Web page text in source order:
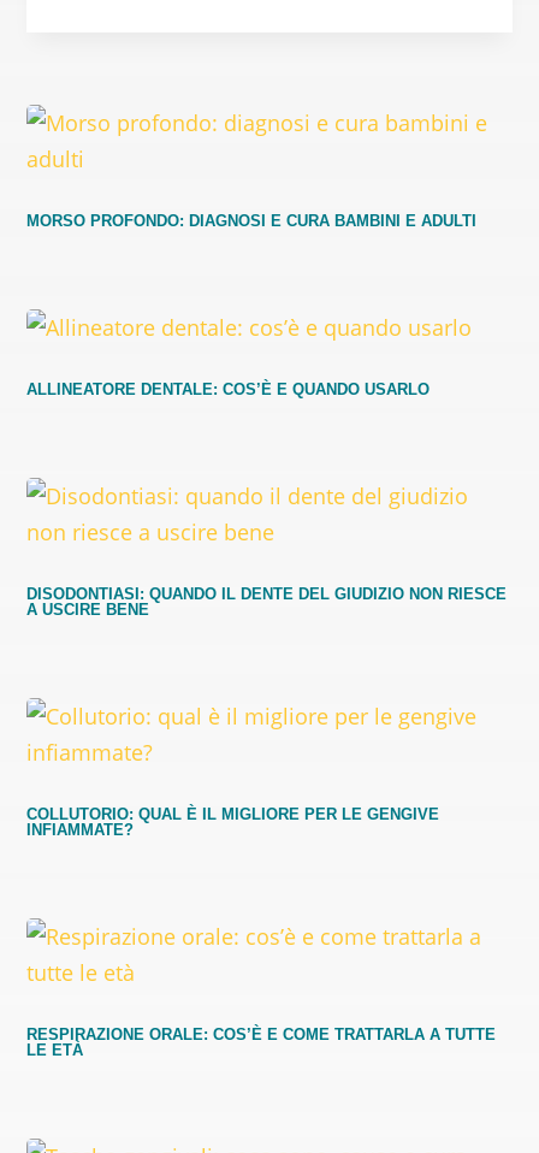
MORSO PROFONDO: DIAGNOSI E CURA BAMBINI E ADULTI
ALLINEATORE DENTALE: COS’È E QUANDO USARLO
DISODONTIASI: QUANDO IL DENTE DEL GIUDIZIO NON RIESCE
A USCIRE BENE
COLLUTORIO: QUAL È IL MIGLIORE PER LE GENGIVE
INFIAMMATE?
RESPIRAZIONE ORALE: COS’È E COME TRATTARLA A TUTTE
LE ETÀ